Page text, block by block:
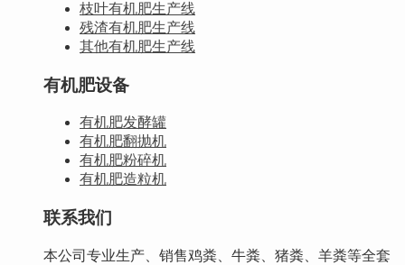
枝叶有机肥生产线
残渣有机肥生产线
其他有机肥生产线
有机肥设备
有机肥发酵罐
有机肥翻抛机
有机肥粉碎机
有机肥造粒机
联系我们
本公司专业生产、销售鸡粪、牛粪、猪粪、羊粪等全套